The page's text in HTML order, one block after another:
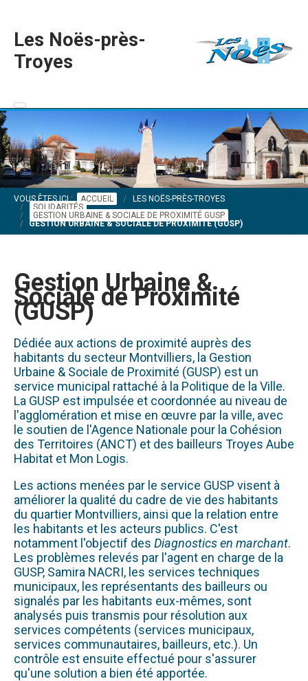
Les Noës-près-
Troyes
VOUS ÊTES ICI : ACCUEIL
LES NOËS-PRÈS-TROYES
SOLIDARITÉS
GESTION URBAINE & SOCIALE DE PROXIMITÉ GUSP
GESTION URBAINE & SOCIALE DE PROXIMITÉ (GUSP)
Gestion Urbaine &
Sociale de Proximité
(GUSP)
Dédiée aux actions de proximité auprès des
habitants du secteur Montvilliers, la Gestion
Urbaine & Sociale de Proximité (GUSP) est un
service municipal rattaché à la Politique de la Ville.
La GUSP est impulsée et coordonnée au niveau de
l'agglomération et mise en œuvre par la ville, avec
le soutien de l'Agence Nationale pour la Cohésion
des Territoires (ANCT) et des bailleurs Troyes Aube
Habitat et Mon Logis.
Les actions menées par le service GUSP visent à
améliorer la qualité du cadre de vie des habitants
du quartier Montvilliers, ainsi que la relation entre
les habitants et les acteurs publics. C'est
notamment l'objectif des Diagnostics en marchant.
Les problèmes relevés par l'agent en charge de la
GUSP, Samira NACRI, les services techniques
municipaux, les représentants des bailleurs ou
signalés par les habitants eux-mêmes, sont
analysés puis transmis pour résolution aux
services compétents (services municipaux,
services communautaires, bailleurs, etc.). Un
contrôle est ensuite effectué pour s'assurer
qu'une solution a bien été apportée.